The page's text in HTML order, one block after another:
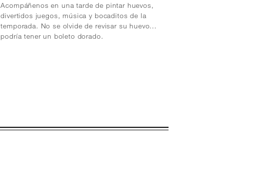
Acompáñenos en una tarde de pintar huevos,
divertidos juegos, música y bocaditos de la
temporada. No se olvide de revisar su huevo...
podría tener un boleto dorado.